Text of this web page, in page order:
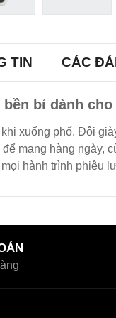
TIN CÁC
bỉ dành
xuống phố. Đôi
mang hàng ngày,
hành trình phiêu